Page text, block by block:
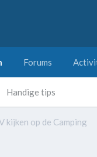
Handige tips
Forums
kijken op de Camping